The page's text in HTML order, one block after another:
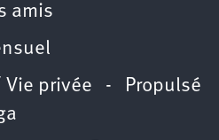
amis
privée - Propulsé